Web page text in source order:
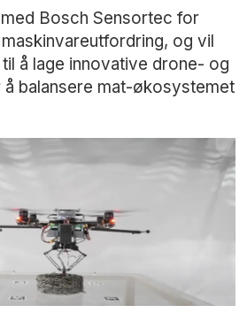
Bosch Sensortec for
og vil
å lage innovative drone- og
balansere mat-økosystemet